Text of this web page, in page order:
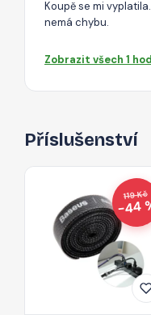
Koupě se mi
nemá chybu.
Zobrazit všech 1
Příslušenství
119 Kč
−44